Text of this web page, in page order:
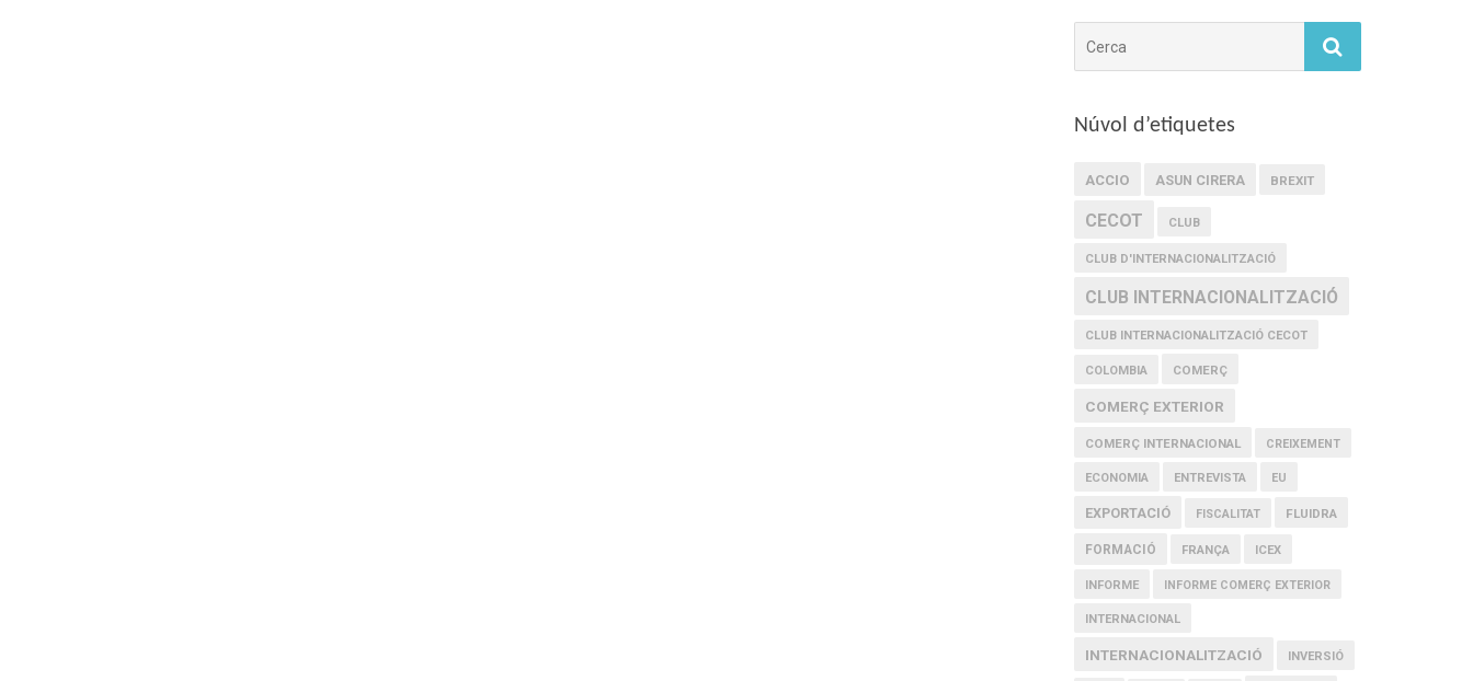
Núvol d’etiquetes
ACCIO ASUN CIRERA BREXIT
CECOT CLUB
CLUB D'INTERNACIONALITZACIÓ
CLUB INTERNACIONALITZACIÓ
CLUB INTERNACIONALITZACIÓ CECOT
COLOMBIA COMERÇ
COMERÇ EXTERIOR
COMERÇ INTERNACIONAL CREIXEMENT
ECONOMIA ENTREVISTA EU
EXPORTACIÓ FISCALITAT FLUIDRA
FORMACIÓ FRANÇA ICEX
INFORME INFORME COMERÇ EXTERIOR
INTERNACIONAL
INTERNACIONALITZACIÓ INVERSIÓ